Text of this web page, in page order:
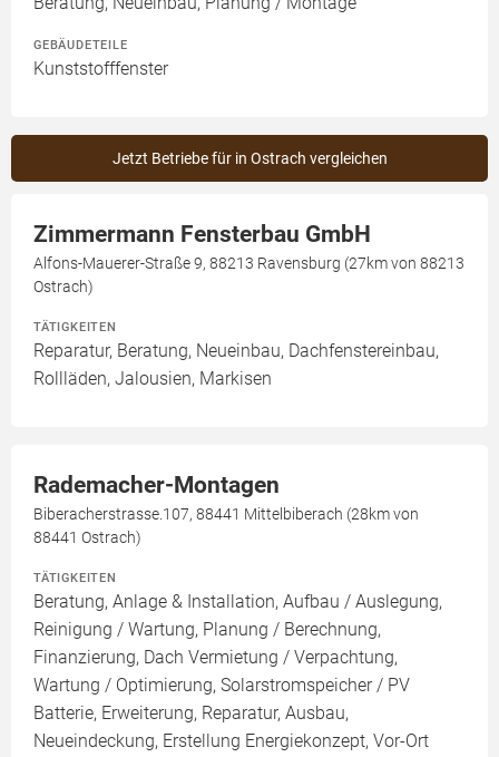
GEBÄUDETEILE
Kunststofffenster
Jetzt Betriebe für in Ostrach vergleichen
Zimmermann Fensterbau GmbH
Alfons-Mauerer-Straße 9, 88213 Ravensburg (27km von 88213
Ostrach)
TÄTIGKEITEN
Reparatur, Beratung, Neueinbau, Dachfenstereinbau,
Rollläden, Jalousien, Markisen
Rademacher-Montagen
Biberacherstrasse.107, 88441 Mittelbiberach (28km von
88441 Ostrach)
TÄTIGKEITEN
Beratung, Anlage & Installation, Aufbau / Auslegung,
Reinigung / Wartung, Planung / Berechnung,
Finanzierung, Dach Vermietung / Verpachtung,
Wartung / Optimierung, Solarstromspeicher / PV
Batterie, Erweiterung, Reparatur, Ausbau,
Neueindeckung, Erstellung Energiekonzept, Vor-Ort